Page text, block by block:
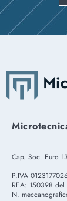
Cap. Soc. Euro
P.IVA
REA: 150398
N.